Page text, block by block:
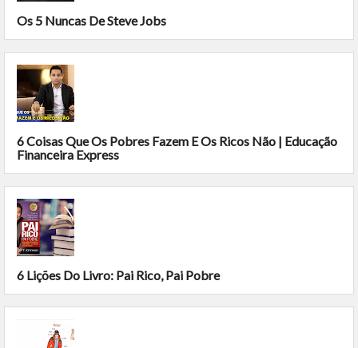
Os 5 Nuncas De Steve Jobs
6 Coisas Que Os Pobres Fazem E Os Ricos Não | Educação
Financeira Express
6 Lições Do Livro: Pai Rico, Pai Pobre